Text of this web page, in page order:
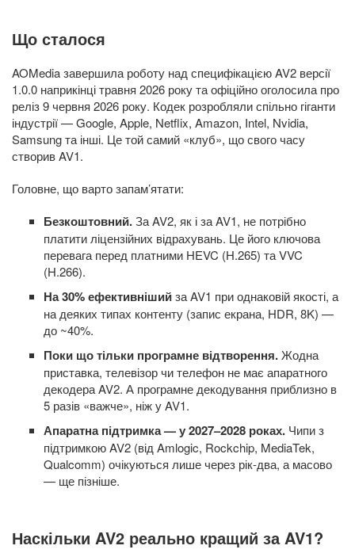
Що сталося
AOMedia завершила роботу над специфікацією AV2 версії
1.0.0 наприкінці травня 2026 року та офіційно оголосила про
реліз 9 червня 2026 року. Кодек розробляли спільно гіганти
індустрії — Google, Apple, Netflix, Amazon, Intel, Nvidia,
Samsung та інші. Це той самий «клуб», що свого часу
створив AV1.
Головне, що варто запам’ятати:
Безкоштовний.За AV2, як і за AV1, не потрібно
платити ліцензійних відрахувань. Це його ключова
перевага перед платними HEVC (H.265) та VVC
(H.266).
На 30% ефективнішийза AV1 при однаковій якості, а
на деяких типах контенту (запис екрана, HDR, 8K) —
до ~40%.
Поки що тільки програмне відтворення.Жодна
приставка, телевізор чи телефон не має апаратного
декодера AV2. А програмне декодування приблизно в
5 разів «важче», ніж у AV1.
Апаратна підтримка — у 2027–2028 роках. Чипи з
підтримкою AV2 (від Amlogic, Rockchip, MediaTek,
Qualcomm) очікуються лише через рік-два, а масово
— ще пізніше.
Наскільки AV2 реально кращий за AV1?